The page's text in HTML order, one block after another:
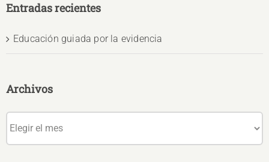
Entradas recientes
Educación guiada por la evidencia
Archivos